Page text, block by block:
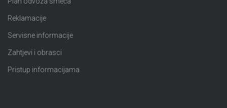
Reklamacije
Servisne informacije
Zahtjevi i obrasci
Pristup informacijama